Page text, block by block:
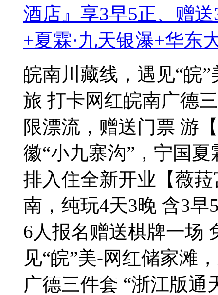
酒店』享3早5正、赠
+夏霖·九天银瀑+华东
皖南川藏线，遇见“皖
旅 打卡网红皖南广德
限漂流，赠送门票 游
徽“小九寨沟”，宁国
排入住全新开业【薇
南，纯玩4天3晚 含3
6人报名赠送棋牌一场
见“皖”美-网红储家滩
广德三件套 “浙江版通